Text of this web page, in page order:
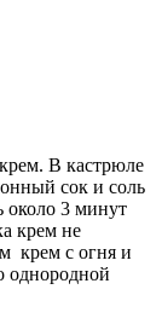
В кастрюле
сок и соль
около 3 минут
крем не
крем с огня и
однородной